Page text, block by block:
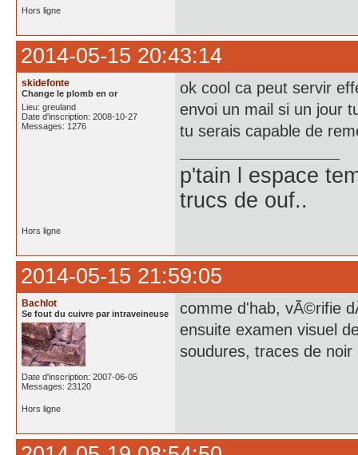
Hors ligne
2014-05-15 20:43:14
skidefonte
Change le plomb en or
Lieu: greuland
Date d'inscription: 2008-10-27
Messages: 1276
ok cool ca peut servir
envoi un mail si un jour
tu serais capable de
p'tain l espace
trucs de ouf..
Hors ligne
2014-05-15 21:59:05
Bachlot
Se fout du cuivre par intraveineuse
Date d'inscription: 2007-06-05
Messages: 23120
comme d'hab, vÃ©rifie
ensuite examen visuel
soudures, traces de
Hors ligne